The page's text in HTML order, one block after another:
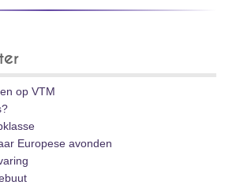
op VTM
Europese avonden